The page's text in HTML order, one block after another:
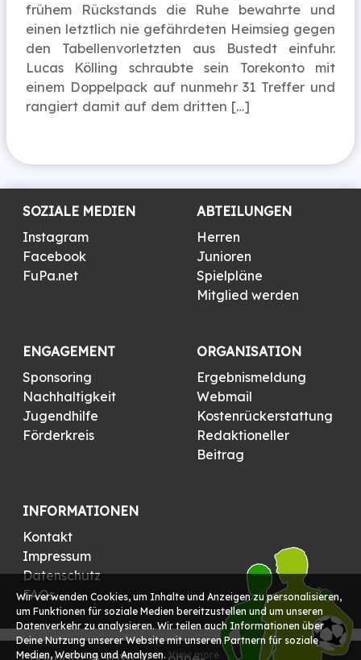
frühem Rückstands die Ruhe bewahrte und
einen letztlich nie gefährdeten Heimsieg gegen
den Tabellenvorletzten aus Bustedt einfuhr.
Lucas Kölling schraubte sein Torekonto mit
einem Doppelpack auf nunmehr 31 Treffer und
rangiert damit auf dem dritten […]
SOZIALE MEDIEN
Instagram
Facebook
FuPa.net
ABTEILUNGEN
Herren
Junioren
Spielpläne
Mitglied werden
ENGAGEMENT
Sponsoring
Nachhaltigkeit
Jugendhilfe
Förderkreis
ORGANISATION
Ergebnismeldung
Webmail
Kostenrückerstattung
Redaktioneller
Beitrag
INFORMATIONEN
Kontakt
Impressum
Datenschutz
FAQs
Wir verwenden Cookies, um Inhalte und Anzeigen zu personalisieren,
um Funktionen für soziale Medien bereitzustellen und um unseren
Datenverkehr zu analysieren. Wir teilen auch Informationen über
Deine Nutzung unserer Website mit unseren Partnern für soziale
Medien, Werbung und Analysen. View more